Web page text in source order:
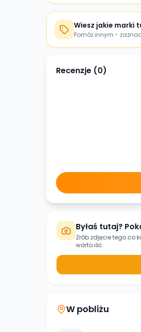
Wiesz jakie marki
Pomóż innym -
Recenzje (0)
Byłaś tutaj?
Zrób zdjęcie tego co
warto iść.
W pobliżu